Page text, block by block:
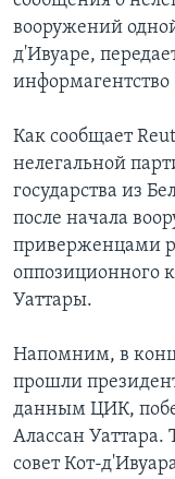
вооружений
д'Ивуаре,
информагентство
Как сообщает
нелегальной
государства из
после начала
приверженцами
оппозиционного
Уаттары.
Напомним, в
прошли
данным ЦИК,
Алассан
совет Кот-